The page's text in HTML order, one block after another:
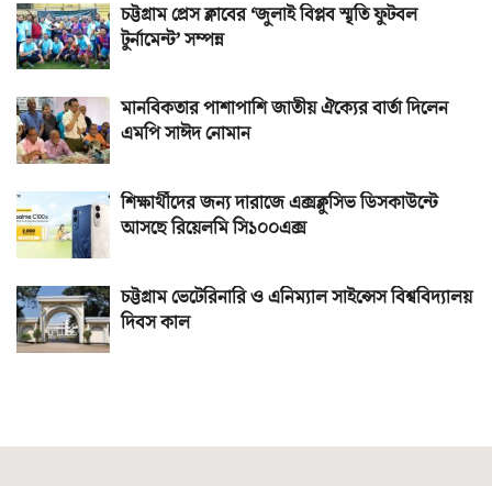
চট্টগ্রাম প্রেস ক্লাবের ‘জুলাই বিপ্লব স্মৃতি ফুটবল
টুর্নামেন্ট’ সম্পন্ন
মানবিকতার পাশাপাশি জাতীয় ঐক্যের বার্তা দিলেন
এমপি সাঈদ নোমান
শিক্ষার্থীদের জন্য দারাজে এক্সক্লুসিভ ডিসকাউন্টে
আসছে রিয়েলমি সি১০০এক্স
চট্টগ্রাম ভেটেরিনারি ও এনিম্যাল সাইন্সেস বিশ্ববিদ্যালয়
দিবস কাল